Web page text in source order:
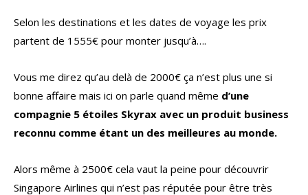
Selon les destinations et les dates de voyage les prix
partent de 1555€ pour monter jusqu’à….
Vous me direz qu’au delà de 2000€ ça n’est plus une si
bonne affaire mais ici on parle quand même d’une
compagnie 5 étoiles Skyrax avec un produit business
reconnu comme étant un des meilleures au monde.
Alors même à 2500€ cela vaut la peine pour découvrir
Singapore Airlines qui n’est pas réputée pour être très